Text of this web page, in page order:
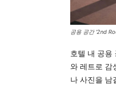
공용 공간 ‘2nd
호텔 내 공용
와 레트로 감
나 사진을 남